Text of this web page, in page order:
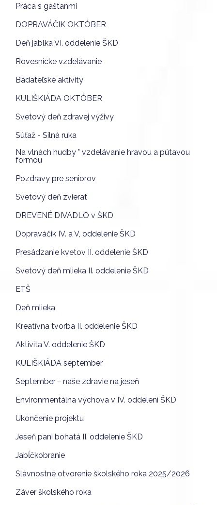
Práca s gaštanmi
DOPRAVÁČIK OKTÓBER
Deň jablka VI. oddelenie ŠKD
Rovesnícke vzdelávanie
Bádateľské aktivity
KULIŠKIÁDA OKTÓBER
Svetový deň zdravej výživy
Súťaž - Silná ruka
Na vlnách hudby " vzdelávanie hravou a pútavou
formou
Pozdravy pre seniorov
Svetový deň zvierat
DREVENÉ DIVADLO v ŠKD
Dopraváčik IV. a V, oddelenie ŠKD
Presádzanie kvetov II. oddelenie ŠKD
Svetový deň mlieka II. oddelenie ŠKD
ETŠ
Deň mlieka
Kreatívna tvorba II. oddelenie ŠKD
Aktivita V. oddelenie ŠKD
KULIŠKIÁDA september
September - naše zdravie na jeseň
Environmentálna výchova v IV. oddelení ŠKD
Ukončenie projektu
Jeseň pani bohatá II. oddelenie ŠKD
Jabĺčkobranie
Slávnostné otvorenie školského roka 2025/2026
Záver školského roka